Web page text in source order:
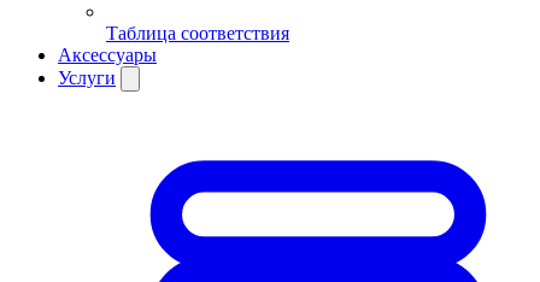
Таблица соответствия
Аксессуары
Услуги